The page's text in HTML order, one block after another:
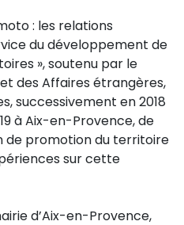
: les relations
du développement de
», soutenu par le
des Affaires étrangères,
successivement en 2018
à Aix-en-Provence, de
de promotion du territoire
sur cette
d’Aix-en-Provence,